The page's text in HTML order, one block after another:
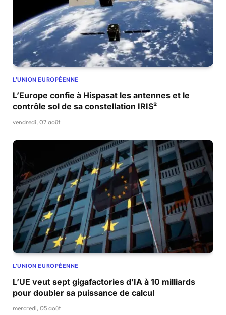
L'UNION EUROPÉENNE
L’Europe confie à Hispasat les antennes et le
contrôle sol de sa constellation IRIS²
vendredi, 07 août
L'UNION EUROPÉENNE
L’UE veut sept gigafactories d’IA à 10 milliards
pour doubler sa puissance de calcul
mercredi, 05 août